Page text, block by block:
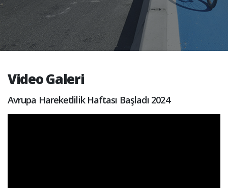
Video Galeri
Avrupa Hareketlilik Haftası Başladı 2024